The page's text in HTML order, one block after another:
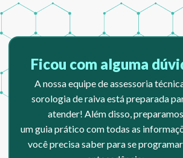
Ficou com alguma
A nossa equipe de assessoria
sorologia de raiva está preparada
atender! Além disso, preparamos
um guia prático com todas as
você precisa saber para se